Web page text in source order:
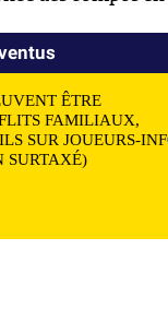
ÊTRE
FAMILIAUX,
SUR JOUEURS-
SURTAXÉ)